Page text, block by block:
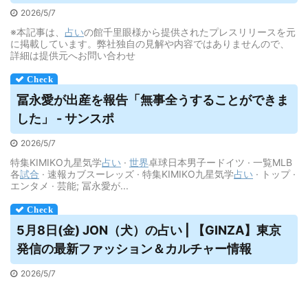
2026/5/7
※本記事は、 占いの館千里眼様から提供されたプレスリリースを元
に掲載しています。弊社独自の見解や内容ではありませんので、
詳細は提供元へお問い合わせ
冨永愛が出産を報告「無事全うすることができま
した」 - サンスポ
2026/5/7
特集KIMIKO九星気学占い · 世界卓球日本男子ードイツ · 一覧MLB
各試合 · 速報カブスーレッズ · 特集KIMIKO九星気学占い · トップ ·
エンタメ · 芸能; 冨永愛が...
5月8日(金) JON（犬）の占い | 【GINZA】東京
発信の最新ファッション＆カルチャー情報
2026/5/7